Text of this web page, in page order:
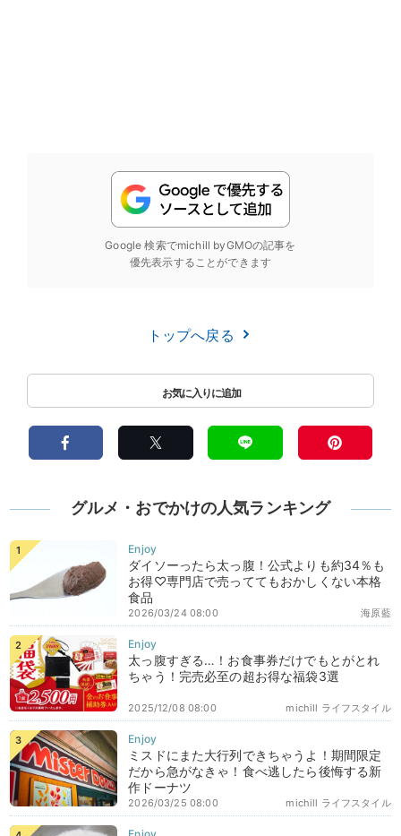
Google 検索でmichill byGMOの記事を
優先表示することができます
トップへ戻る
グルメ・おでかけの人気ランキング
ダイソーったら太っ腹！公式よりも約34％も
お得♡専門店で売っててもおかしくない本格
食品
海原藍
2026/03/24 08:00
太っ腹すぎる…！お食事券だけでもとがとれ
ちゃう！完売必至の超お得な福袋3選
michill ライフスタイル
2025/12/08 08:00
ミスドにまた大行列できちゃうよ！期間限定
だから急がなきゃ！食べ逃したら後悔する新
作ドーナツ
michill ライフスタイル
2026/03/25 08:00